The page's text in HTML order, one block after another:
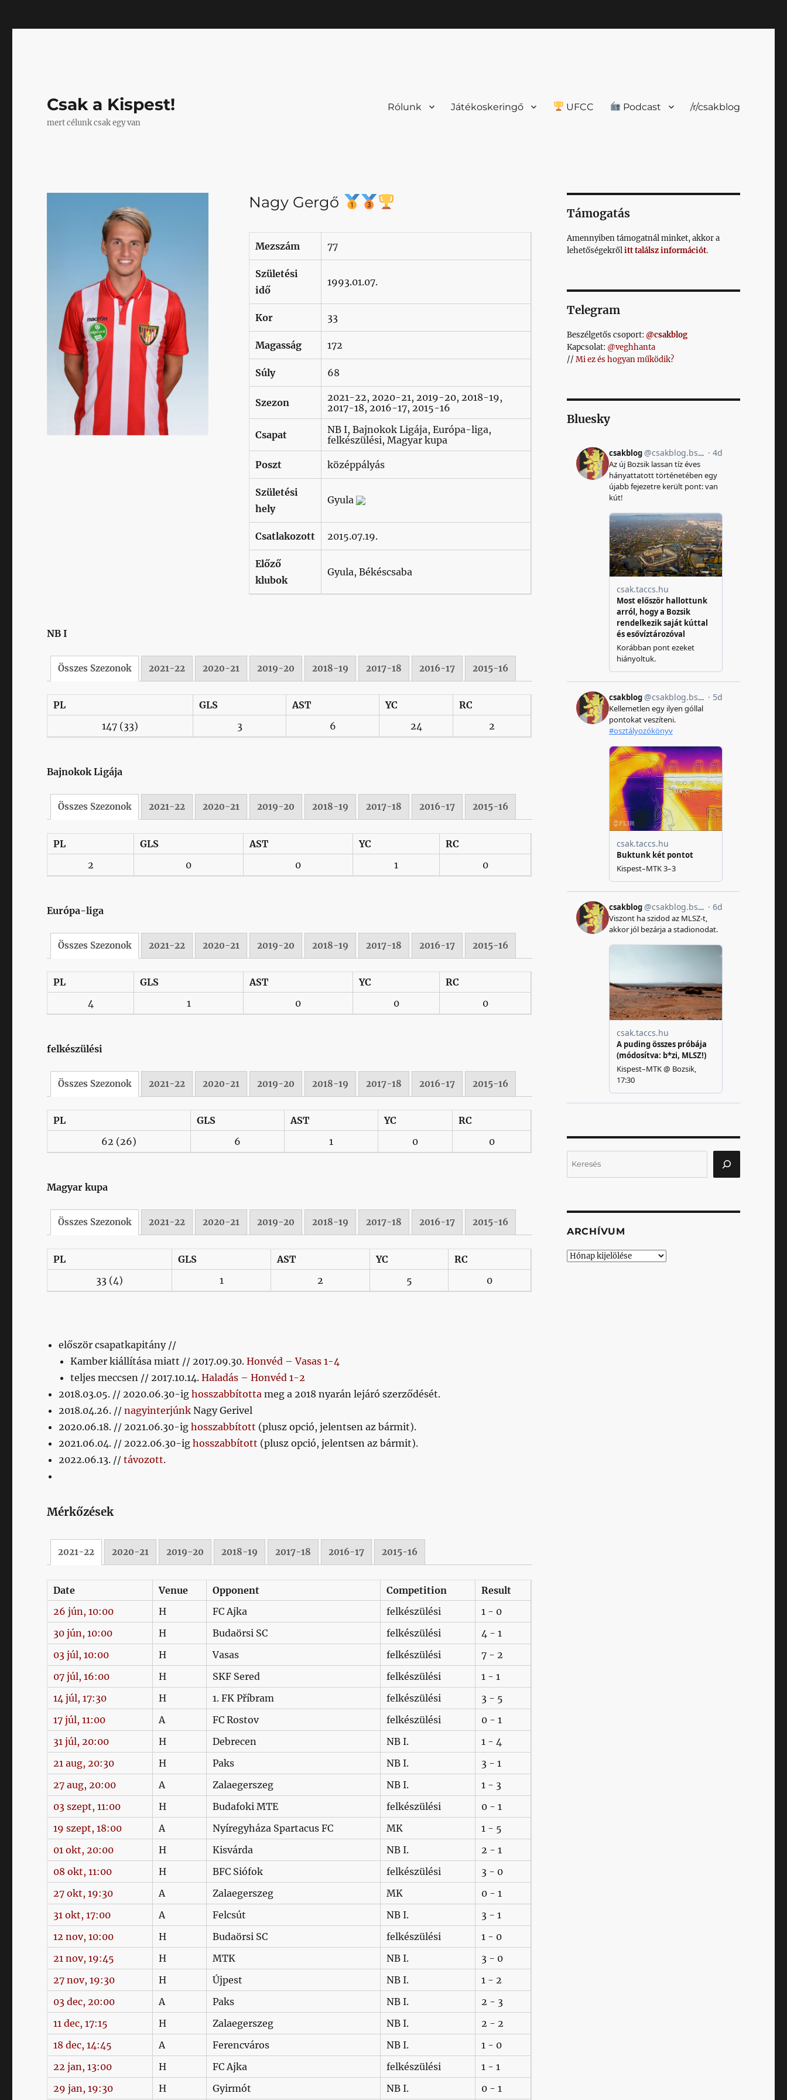
Csak a Kispest!
mert célunk csak egy van
Rólunk Játékoskeringő UFCC Podcast /r/csakblog
Nagy Gergő
Mezszám 77
Születési
idő
1993.01.07.
Kor 33
Magasság 172
Súly 68
Szezon
2021-22, 2020-21, 2019-20, 2018-19,
2017-18, 2016-17, 2015-16
Csapat
NB I, Bajnokok Ligája, Európa-liga,
felkészülési, Magyar kupa
Poszt középpályás
Születési
hely
Gyula
Csatlakozott 2015.07.19.
Előző
klubok
Gyula, Békéscsaba
NB I
Összes Szezonok 2021-22 2020-21 2019-20 2018-19 2017-18 2016-17 2015-16
PL GLS AST YC
RC
147 (33) 3 6 24 2
Bajnokok Ligája
Összes Szezonok 2021-22 2020-21 2019-20 2018-19 2017-18 2016-17 2015-16
PL GLS AST YC
RC
2
0 0 1 0
Európa-liga
Összes Szezonok 2021-22 2020-21 2019-20 2018-19 2017-18 2016-17 2015-16
PL GLS AST YC
RC
4
1 0 0 0
felkészülési
Összes Szezonok 2021-22 2020-21 2019-20 2018-19 2017-18 2016-17 2015-16
PL GLS AST YC
RC
62 (26) 6 1 0 0
Magyar kupa
Összes Szezonok 2021-22 2020-21 2019-20 2018-19 2017-18 2016-17 2015-16
PL GLS AST YC
RC
33 (4) 1 2 5 0
először csapatkapitány //
Kamber kiállítása miatt // 2017.09.30.Honvéd – Vasas 1-4
teljes meccsen // 2017.10.14.Haladás – Honvéd 1-2
2018.03.05. // 2020.06.30-ighosszabbította meg a 2018 nyarán lejáró szerződését.
2018.04.26. //nagyinterjúnk Nagy Gerivel
2020.06.18. // 2021.06.30-ighosszabbított (plusz opció, jelentsen az bármit).
2021.06.04. // 2022.06.30-ighosszabbított (plusz opció, jelentsen az bármit).
2022.06.13. //távozott.
Mérkőzések
2021-22 2020-21 2019-20 2018-19 2017-18 2016-17 2015-16
Date Venue Opponent Competition
Result
26 jún, 10:00
H FC Ajka felkészülési
1 - 0
30 jún, 10:00
H Budaörsi SC felkészülési
4 - 1
03 júl, 10:00
H Vasas felkészülési
7 - 2
07 júl, 16:00
H SKF Sered felkészülési
1 - 1
14 júl, 17:30
H 1. FK Příbram felkészülési
3 - 5
17 júl, 11:00
A FC Rostov felkészülési
0 - 1
31 júl, 20:00
H Debrecen NB I.
1 - 4
21 aug, 20:30
H Paks NB I.
3 - 1
27 aug, 20:00
A Zalaegerszeg NB I.
1 - 3
03 szept, 11:00
H Budafoki MTE felkészülési
0 - 1
19 szept, 18:00
A Nyíregyháza Spartacus FC MK
1 - 5
01 okt, 20:00
H Kisvárda NB I.
2 - 1
08 okt, 11:00
H BFC Siófok felkészülési
3 - 0
27 okt, 19:30
A Zalaegerszeg MK
0 - 1
31 okt, 17:00
A Felcsút NB I.
3 - 1
12 nov, 10:00
H Budaörsi SC felkészülési
1 - 0
21 nov, 19:45
H MTK NB I.
3 - 0
27 nov, 19:30
H Újpest NB I.
1 - 2
03 dec, 20:00
A Paks NB I.
2 - 3
11 dec, 17:15
H Zalaegerszeg NB I.
2 - 2
18 dec, 14:45
A Ferencváros NB I.
1 - 0
22 jan, 13:00
H FC Ajka felkészülési
1 - 1
29 jan, 19:30
H Gyirmót NB I. 0 - 1
Támogatás
Amennyiben támogatnál minket, akkor a
lehetőségekrőlitt találsz információt.
Telegram
Beszélgetős csoport: @csakblog
Kapcsolat: @veghhanta
// Mi ez és hogyan működik?
Bluesky
ARCHÍVUM
Archívum